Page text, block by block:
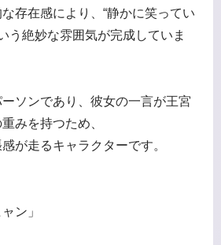
存在感により、“静かに笑ってい
う絶妙な雰囲気が完成していま
ソンであり、彼女の一言が王宮
みを持つため、
が走るキャラクターです。
ン」